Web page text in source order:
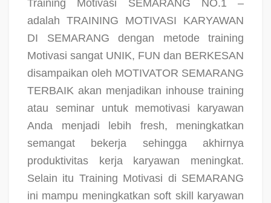
Training Motivasi SEMARANG NO.1 –
adalah TRAINING MOTIVASI KARYAWAN
DI SEMARANG dengan metode training
Motivasi sangat UNIK, FUN dan BERKESAN
disampaikan oleh MOTIVATOR SEMARANG
TERBAIK akan menjadikan inhouse training
atau seminar untuk memotivasi karyawan
Anda menjadi lebih fresh, meningkatkan
semangat bekerja sehingga akhirnya
produktivitas kerja karyawan meningkat.
Selain itu Training Motivasi di SEMARANG
ini mampu meningkatkan soft skill karyawan